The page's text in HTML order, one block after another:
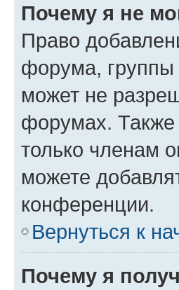
Почему я не
Право
форума, группы
может не
форумах. Также
только членам
можете
конференции.
Вернуться к
Почему я